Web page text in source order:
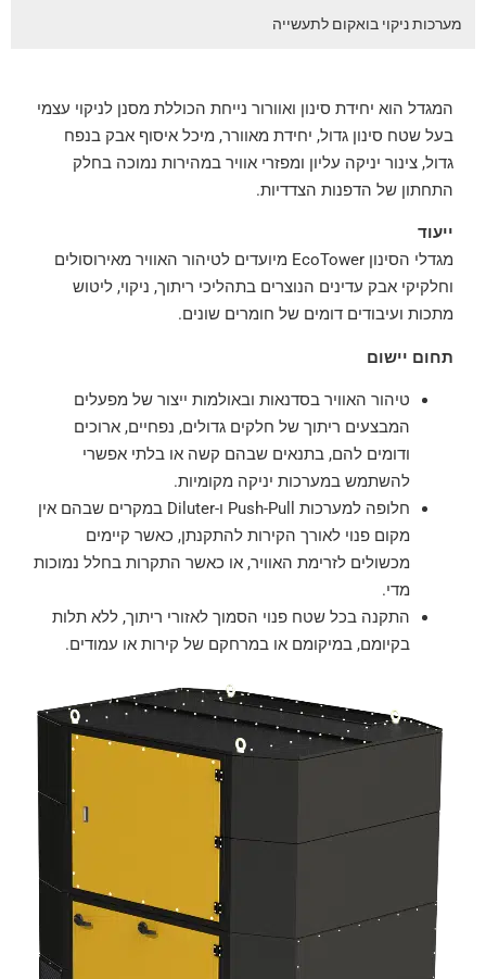
מערכות ניקוי בואקום לתעשייה
המגדל הוא יחידת סינון ואוורור נייחת הכוללת מסנן לניקוי עצמי
בעל שטח סינון גדול, יחידת מאוורר, מיכל איסוף אבק בנפח
גדול, צינור יניקה עליון ומפזרי אוויר במהירות נמוכה בחלק
התחתון של הדפנות הצדדיות.
ייעוד
מגדלי הסינון EcoTower מיועדים לטיהור האוויר מאירוסולים
וחלקיקי אבק עדינים הנוצרים בתהליכי ריתוך, ניקוי, ליטוש
מתכות ועיבודים דומים של חומרים שונים.
תחום יישום
טיהור האוויר בסדנאות ובאולמות ייצור של מפעלים
המבצעים ריתוך של חלקים גדולים, נפחיים, ארוכים
ודומים להם, בתנאים שבהם קשה או בלתי אפשרי
להשתמש במערכות יניקה מקומיות.
חלופה למערכות Push-Pull ו-Diluter במקרים שבהם אין
מקום פנוי לאורך הקירות להתקנתן, כאשר קיימים
מכשולים לזרימת האוויר, או כאשר התקרות בחלל נמוכות
מדי.
התקנה בכל שטח פנוי הסמוך לאזורי ריתוך, ללא תלות
בקיומם, במיקומם או במרחקם של קירות או עמודים.